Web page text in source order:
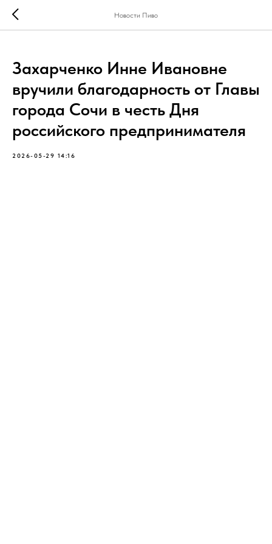
Новости Пиво
Захарченко Инне Ивановне
вручили благодарность от Главы
города Сочи в честь Дня
российского предпринимателя
2026-05-29 14:16